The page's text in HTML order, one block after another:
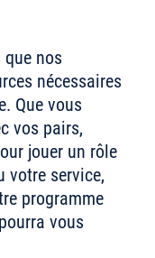
nos
nécessaires
Que vous
vos pairs,
jouer un rôle
votre service,
programme
vous